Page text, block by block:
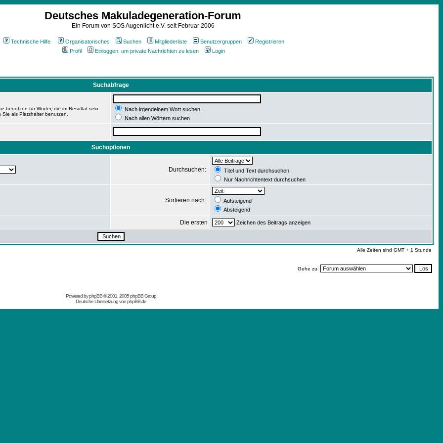
Deutsches Makuladegeneration-Forum
Ein Forum von SOS Augenlicht e.V. seit Februar 2006
Technische Hilfe Organisatorisches Suchen Mitgliederliste Benutzergruppen
Registrieren
Profil
Einloggen, um private Nachrichten zu lesen Login
Suchabfrage
benutzen für Wörter, die im Resultat sein
als Platzhalter benutzen.
Nach irgendeinem Wort suchen
Nach allen Wörtern suchen
Suchoptionen
Durchsuchen:
Titel und Text durchsuchen
Nur Nachrichtentext durchsuchen
Sortieren nach:
Aufsteigend
Absteigend
Die ersten Zeichen des Beitrags anzeigen
Alle Zeiten sind GMT + 1 Stunde
Gehe zu:
Powered byphpBB© 2001, 2005 phpBB Group
Deutsche Übersetzung vonphpBB.de